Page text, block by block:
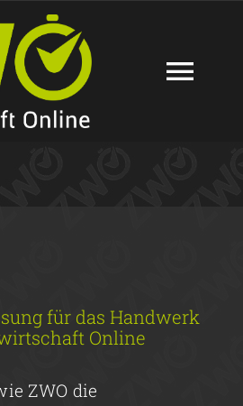
für das Handwerk
Online
ZWO die